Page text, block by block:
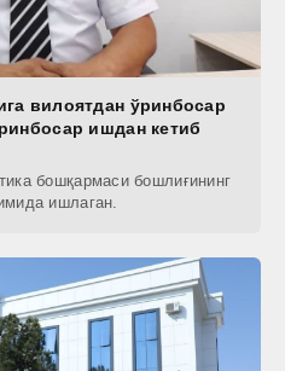
вилоятдан ўринбосар
ишдан кетиб
бошқармаси бошлиғининг
ишлаган.